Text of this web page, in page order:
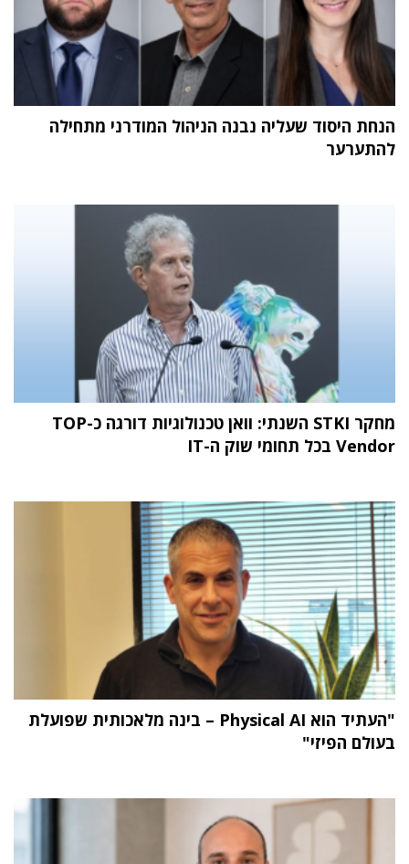
הנחת היסוד שעליה נבנה הניהול המודרני מתחילה
להתערער
מחקר STKI השנתי: וואן טכנולוגיות דורגה כ-TOP
Vendor בכל תחומי שוק ה-IT
"העתיד הוא Physical AI – בינה מלאכותית שפועלת
בעולם הפיזי"